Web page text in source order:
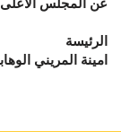
عن المجلس
الرئيسة
امينة المريني